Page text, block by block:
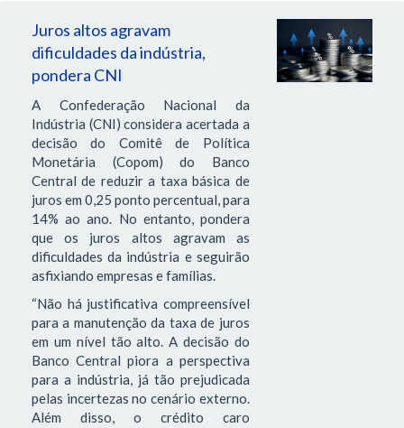
Juros altos agravam
dificuldades da indústria,
pondera CNI
A Confederação Nacional da
Indústria (CNI) considera acertada a
decisão do Comitê de Política
Monetária (Copom) do Banco
Central de reduzir a taxa básica de
juros em 0,25 ponto percentual, para
14% ao ano. No entanto, pondera
que os juros altos agravam as
dificuldades da indústria e seguirão
asfixiando empresas e famílias.
“Não há justificativa compreensível
para a manutenção da taxa de juros
em um nível tão alto. A decisão do
Banco Central piora a perspectiva
para a indústria, já tão prejudicada
pelas incertezas no cenário externo.
Além disso, o crédito caro